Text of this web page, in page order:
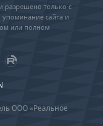
разрешено только с
упоминание сайта и
или полном
ООО «Реальное